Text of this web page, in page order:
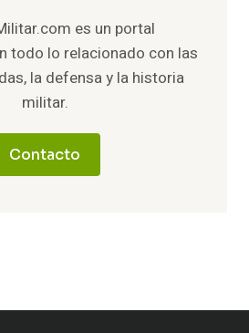
es un portal
todo lo relacionado con las
la defensa y la historia
militar.
Contacto